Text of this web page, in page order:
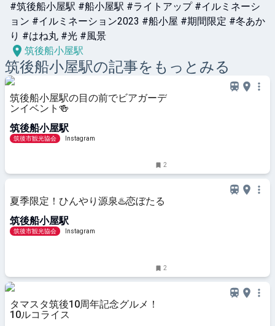
#筑後船小屋駅 #船小屋駅 #ライトアップ #イルミネーシ
ョン #イルミネーション2023 #船小屋 #期間限定 #冬あか
り #はね丸 #光 #風景
筑後船小屋駅
筑後船小屋駅の記事をもっとみる
筑後船小屋駅の目の前でビアガーデ
ンイベント🍻
筑後船小屋駅
筑後市観光協会 Instagram
2
夏季限定！ひんやり源泉♨️恋ぼたる
筑後船小屋駅
筑後市観光協会 Instagram
2
タマスタ筑後10周年記念グルメ！
10ルコライス